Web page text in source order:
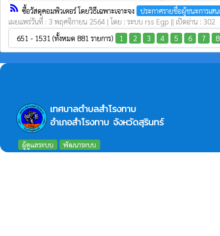
rss_feed ซื้อวัสดุคอมพิวเตอร์ โดยวิธีเฉพาะเจาะจง
ประกาศรายชื่อผู้ชนะการเสน
เผยแพร่วันที่ : 3 พฤศจิกายน 2564 | โดย : ระบบ rss Egp || เปิดอ่าน : 302
651 - 1531 (ทั้งหมด 881 รายการ)
1 2 3 4 5 6 7 8
เทศบาลตำบลสำโรงทาบ
อำเภอสำโรงทาบ จังหวัดสุรินทร์
ผู้ดูแลระบบ พัฒนาระบบ